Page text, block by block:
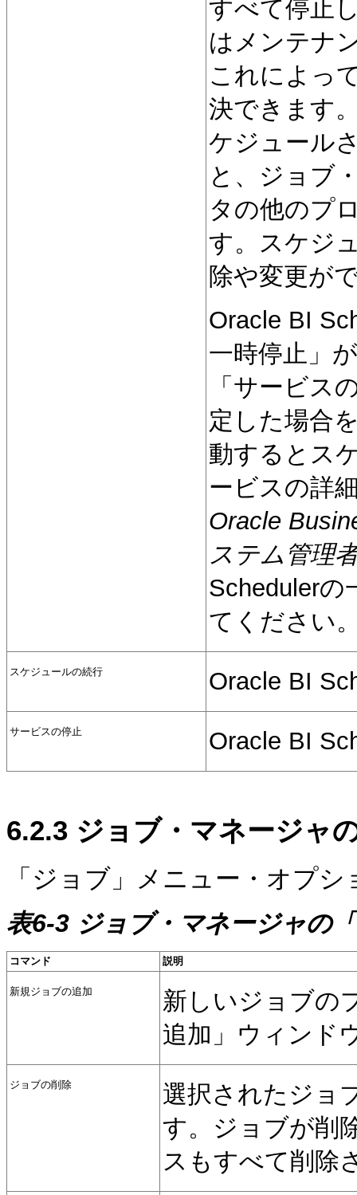
すべて停止
はメンテナ
これによっ
決できます
ケジュール
と、ジョブ
タの他のプ
す。スケジ
除や変更が
Oracle BI
一時停止」
「サービス
定した場合
動するとス
ービスの詳
Oracle
ステム管理
Schedulerの
てください
スケジュールの続行 Oracle BI
サービスの停止 Oracle BI
6.2.3 ジョブ・マネージャ
「ジョブ」メニュー・オプ
表6-3 ジョブ・マネージャの
コマンド 説明
新規ジョブの追加
新しいジョブの
追加」ウィンド
ジョブの削除
選択されたジョ
す。ジョブが削
スもすべて削除